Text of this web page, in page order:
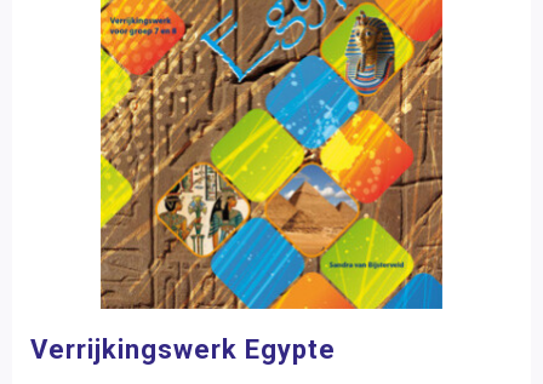
Verrijkingswerk Egypte